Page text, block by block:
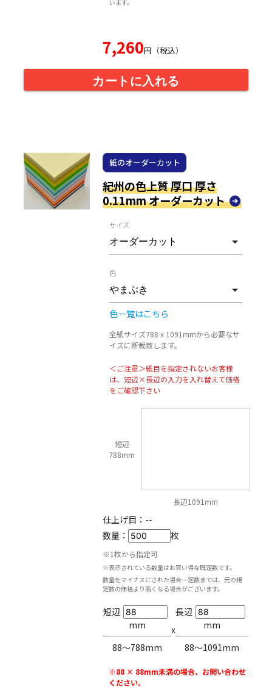
います。
7,260円（税込）
カートに入れる
紙のオーダーカット
紀州の色上質 厚口 厚さ
0.11mm オーダーカット
サイズ
色
色一覧はこちら
全紙サイズ788 x 1091mmから必要なサ
イズに断裁致します。
＜ご注意＞紙目を指定されないお客様
は、短辺×長辺の入力を入れ替えて価格
をご確認下さい
短辺
788mm
長辺1091mm
仕上げ目： --
数量：
枚
※1枚から指定可
※表示されている数量はお買い得な既定数です。
数量をマイナスにされた場合一定数までは、元の規
定数の価格より高くなる場合がございます。
短辺
mm
88〜788mm
x
長辺
mm
88〜1091mm
※88 × 88mm未満の場合、お問い合わせ
ください。